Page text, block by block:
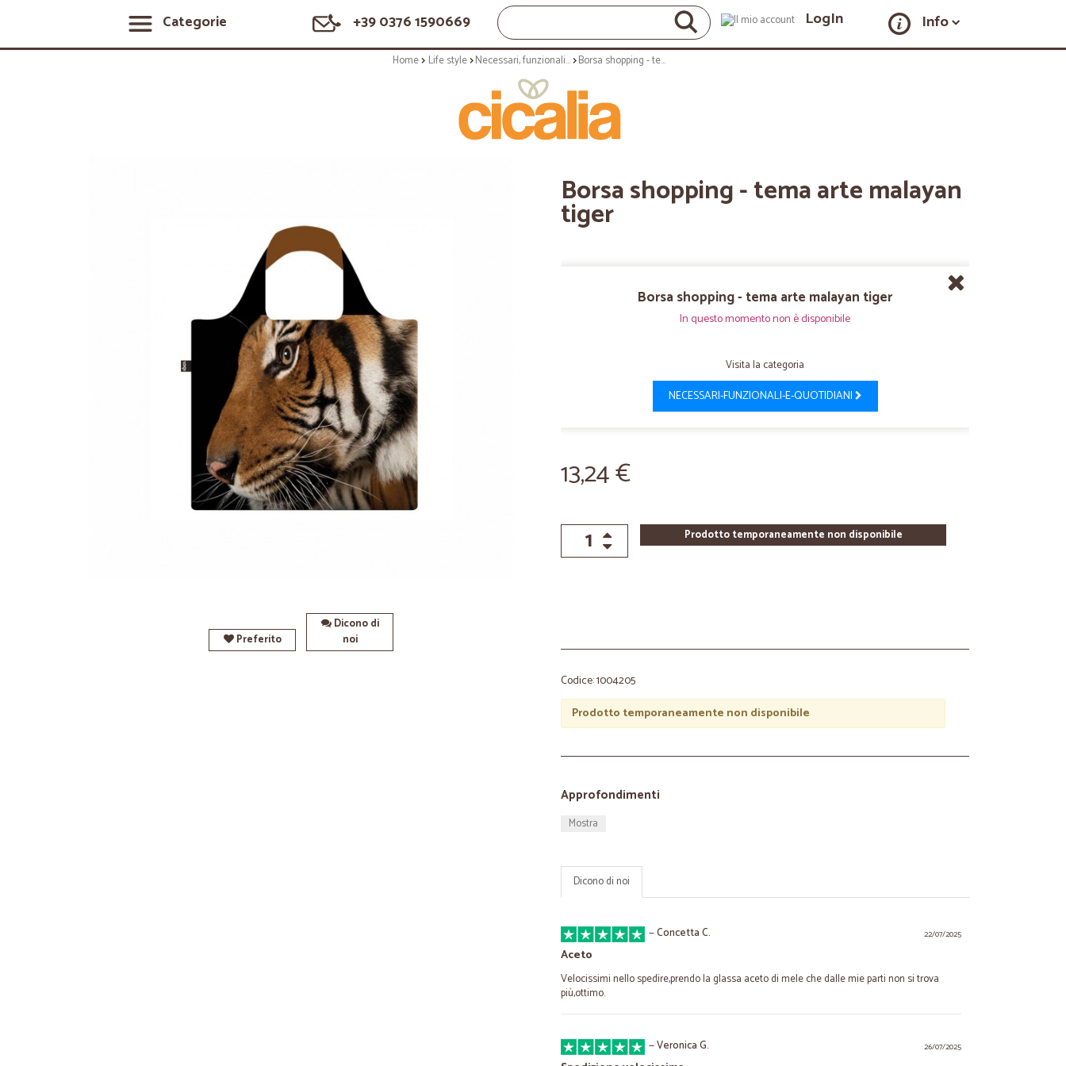
Categorie +39 0376 1590669 LogIn Info
Home Life style Necessari, funzionali e quotidiani Borsa shopping - tema arte malayan tiger
Preferito
Dicono di
noi
Borsa shopping - tema arte malayan
tiger
Borsa shopping - tema arte malayan tiger
In questo momento non è disponibile
Visita la categoria
NECESSARI-FUNZIONALI-E-QUOTIDIANI
13,24 €
Prodotto temporaneamente non disponibile
Codice: 1004205
Prodotto temporaneamente non disponibile
Approfondimenti
Mostra
Dicono di noi
22/07/2025
—Concetta C.
Aceto
Velocissimi nello spedire,prendo la glassa aceto di mele che dalle mie parti non si trova
più,ottimo.
26/07/2025
—Veronica G.